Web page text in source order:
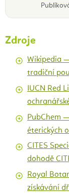
Zdroje
Wikipedia
tradiční
IUCN Red
PubChem
éterických
CITES
dohodě
Royal
získávání